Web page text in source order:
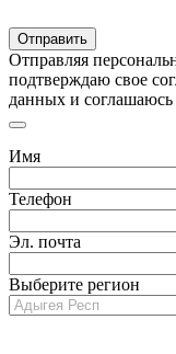
Отправляя
подтверждаю свое
данных и соглашаюсь
Имя
Телефон
Эл. почта
Выберите регион